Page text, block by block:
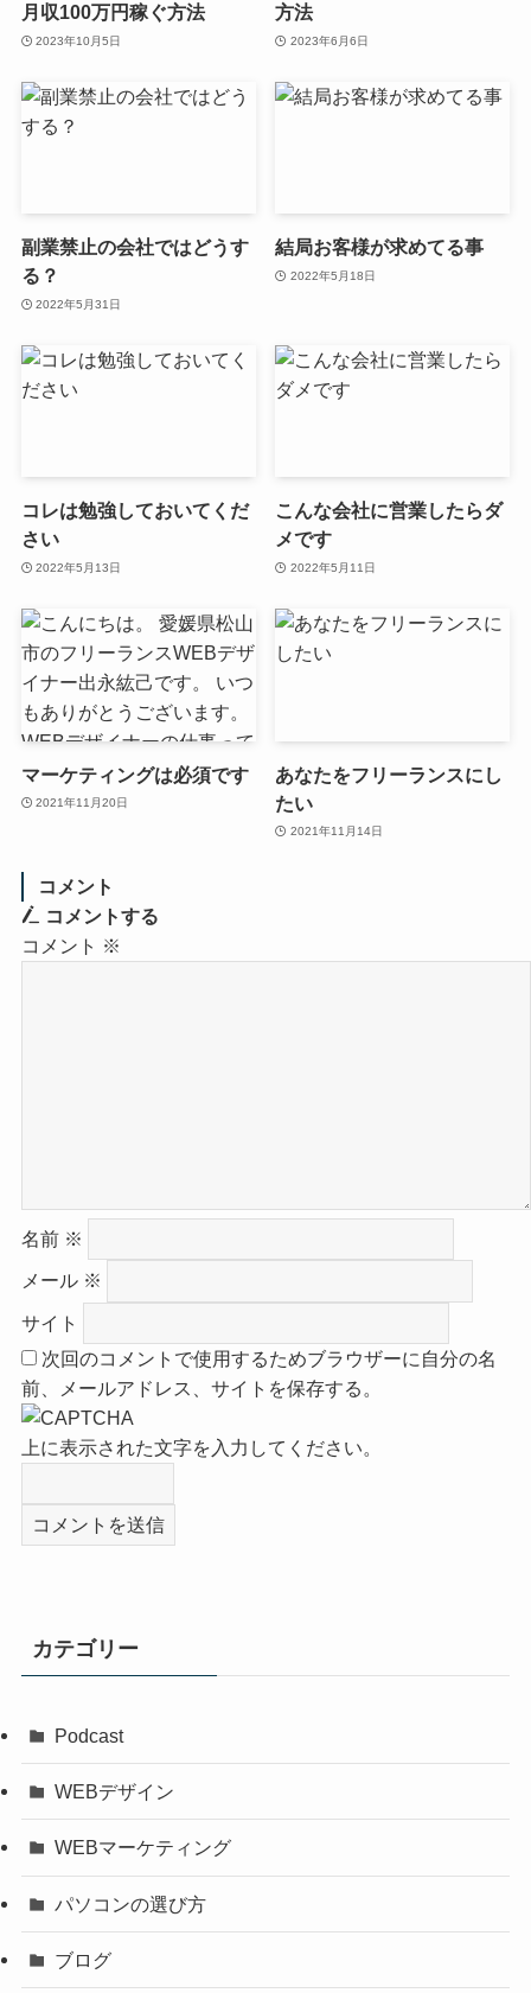
月収100万円稼ぐ方法
2023年10月5日
方法
2023年6月6日
副業禁止の会社ではどうす
る？
2022年5月31日
結局お客様が求めてる事
2022年5月18日
コレは勉強しておいてくだ
さい
2022年5月13日
こんな会社に営業したらダ
メです
2022年5月11日
マーケティングは必須です
2021年11月20日
あなたをフリーランスにし
たい
2021年11月14日
コメント
コメントする
コメント ※
名前 ※
メール ※
サイト
次回のコメントで使用するためブラウザーに自分の名
前、メールアドレス、サイトを保存する。
上に表示された文字を入力してください。
カテゴリー
Podcast
WEBデザイン
WEBマーケティング
パソコンの選び方
ブログ